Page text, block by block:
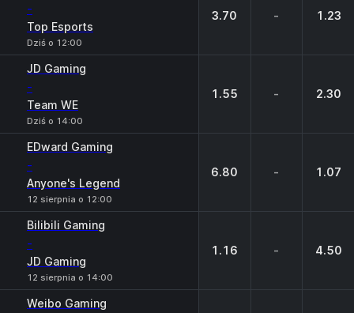
-
Top Esports
Dziś o 12:00
3.70 - 1.23
JD Gaming
-
Team WE
Dziś o 14:00
1.55 - 2.30
EDward Gaming
-
Anyone's Legend
12 sierpnia o 12:00
6.80 - 1.07
Bilibili Gaming
-
JD Gaming
12 sierpnia o 14:00
1.16 - 4.50
Weibo Gaming